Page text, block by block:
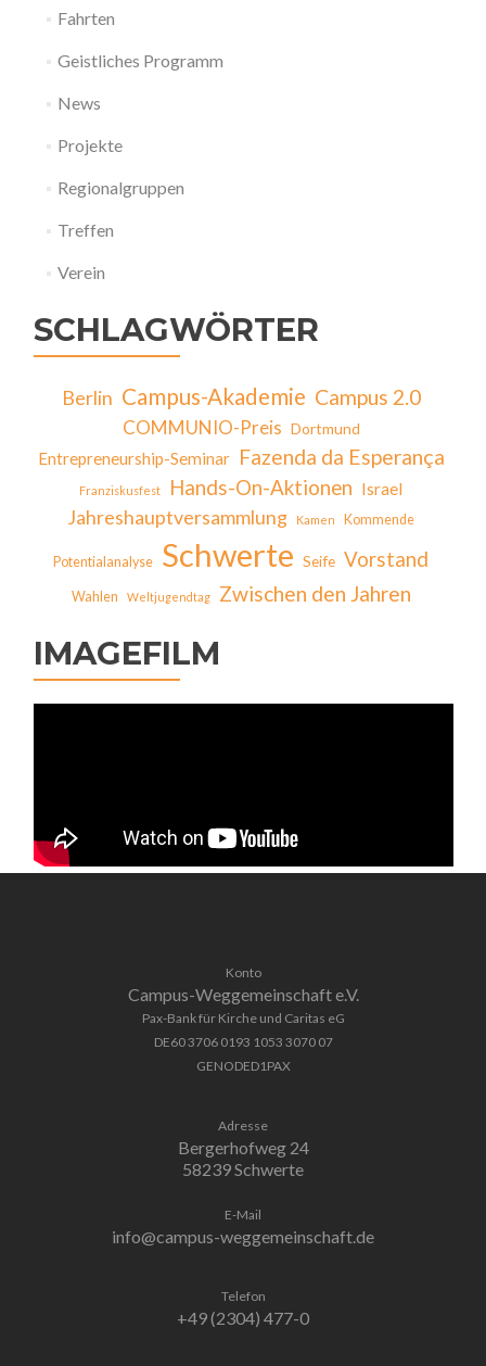
Fahrten
Geistliches Programm
News
Projekte
Regionalgruppen
Treffen
Verein
SCHLAGWÖRTER
Berlin Campus-Akademie Campus 2.0
COMMUNIO-Preis Dortmund
Entrepreneurship-Seminar Fazenda da Esperança
Franziskusfest Hands-On-Aktionen Israel
Jahreshauptversammlung Kamen Kommende
Potentialanalyse Schwerte Seife Vorstand
Wahlen Weltjugendtag Zwischen den Jahren
IMAGEFILM
Konto
Campus-Weggemeinschaft e.V.
Pax-Bank für Kirche und Caritas eG
DE60 3706 0193 1053 3070 07
GENODED1PAX
Adresse
Bergerhofweg 24
58239 Schwerte
E-Mail
info@campus-weggemeinschaft.de
Telefon
+49 (2304) 477-0